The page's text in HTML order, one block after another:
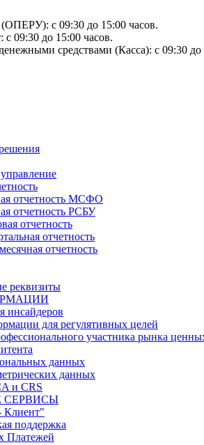
с 09:30 до 15:00 часов.
09:30 до 15:00 часов.
средствами (Касса): с 09:30 до
отчетность МСФО
отчетность РСБУ
отчетность
отчетность
отчетность
реквизиты
инсайдеров
для регулятивных целей
участника рынка
данных
данных
и CRS
СЕРВИСЫ
Клиент"
поддержка
Платежей